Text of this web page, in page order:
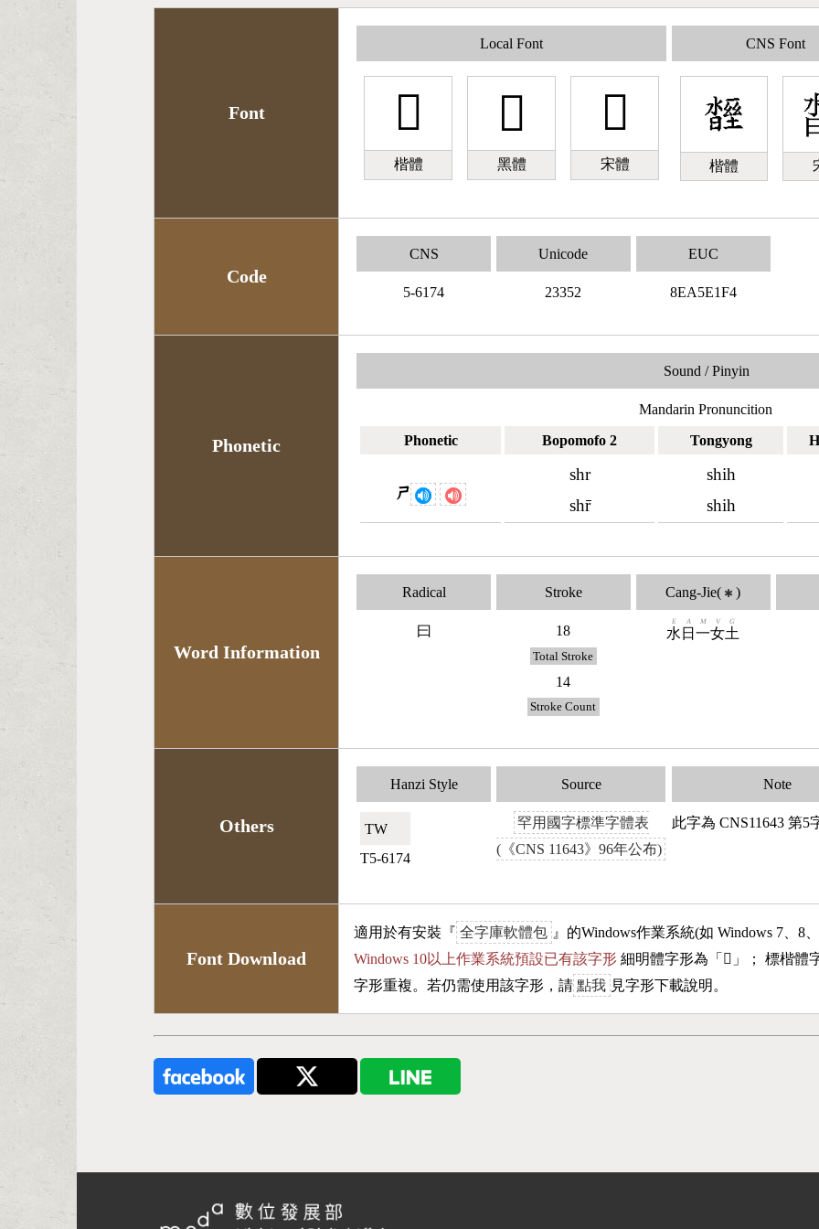
Font
Local Font
𣍒
楷體
𣍒
黑體
𣍒
宋體
CNS Font
楷體
Code
CNS
5-6174
Unicode
23352
EUC
8EA5E1F4
Phonetic
Sound / Pinyin
Mandarin Pronuncition
Phonetic
Bopomofo 2 Tongyong
ㄕ
shr
shr̄
shih
shih
Word Information
Radical
曰
Stroke
18
Total Stroke
14
Stroke Count
Cang-Jie( ✱ )
水
E
日
A
一
M
女
V
土
G
Others
Hanzi Style
TW🇹🇼
T5-6174
Source
罕用國字標準字體表
(《CNS 11643》96年公布)
Note
此字為 CNS11643 第5
Font Download
適用於有安裝『 全字庫軟體包 』的Windows作業系統(如 Windows 7、8
Windows 10以上作業系統預設已有該字形 細明體字形為「 𣍒 」； 標楷體
字形重複。若仍需使用該字形，請 點我 見字形下載說明。